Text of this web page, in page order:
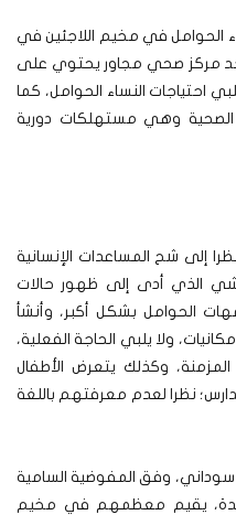
الحوامل في مخيم اللاجئين في
يوجد مركز صحي مجاور يحتوي على
احتياجات النساء الحوامل، كما
وهي مستهلكات دورية
إلى شح المساعدات الإنسانية
الذي أدى إلى ظهور حالات
الحوامل بشكل أكبر، وأنشأ
ولا يلبي الحاجة الفعلية،
وكذلك يتعرض الأطفال
نظرا لعدم معرفتهم باللغة
من 35 ألف لاجئ سوداني، وفق المفوضية السامية
يقيم معظمهم في مخيم